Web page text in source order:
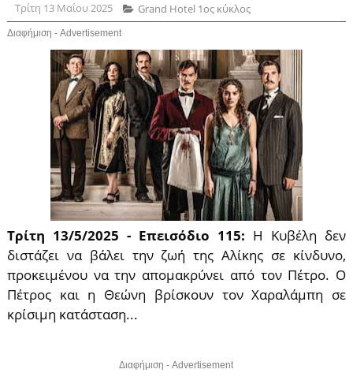
Τρίτη 13 Μαΐου 2025 Grand Hotel 1ος κύκλος
Διαφήμιση - Advertisement
Τρίτη 13/5/2025 - Επεισόδιο 115: Η Κυβέλη δεν
διστάζει να βάλει την ζωή της Αλίκης σε κίνδυνο,
προκειμένου να την απομακρύνει από τον Πέτρο. Ο
Πέτρος και η Θεώνη βρίσκουν τον Χαραλάμπη σε
κρίσιμη κατάσταση...
Διαφήμιση - Advertisement